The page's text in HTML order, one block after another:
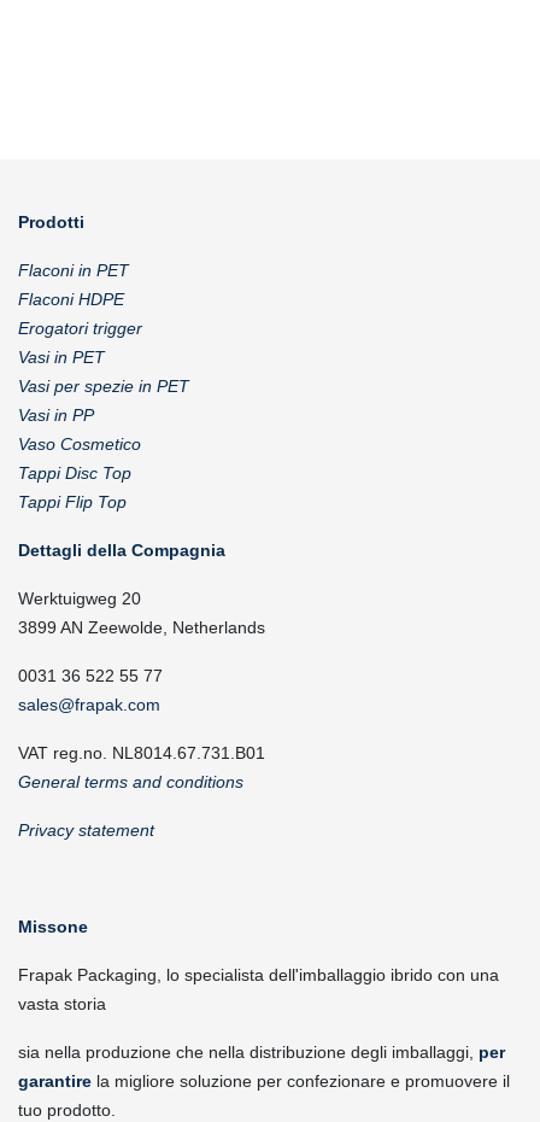
Prodotti
Flaconi in PET
Flaconi HDPE
Erogatori trigger
Vasi in PET
Vasi per spezie in PET
Vasi in PP
Vaso Cosmetico
Tappi Disc Top
Tappi Flip Top
Dettagli della Compagnia
Werktuigweg 20
3899 AN Zeewolde, Netherlands
0031 36 522 55 77
sales@frapak.com
VAT reg.no. NL8014.67.731.B01
General terms and conditions
Privacy statement
Missone
Frapak Packaging, lo specialista dell'imballaggio ibrido con una
vasta storia
sia nella produzione che nella distribuzione degli imballaggi, per
garantire la migliore soluzione per confezionare e promuovere il
tuo prodotto.